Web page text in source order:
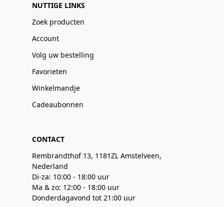
NUTTIGE LINKS
Zoek producten
Account
Volg uw bestelling
Favorieten
Winkelmandje
Cadeaubonnen
CONTACT
Rembrandthof 13, 1181ZL Amstelveen,
Nederland
Di-za: 10:00 - 18:00 uur
Ma & zo: 12:00 - 18:00 uur
Donderdagavond tot 21:00 uur